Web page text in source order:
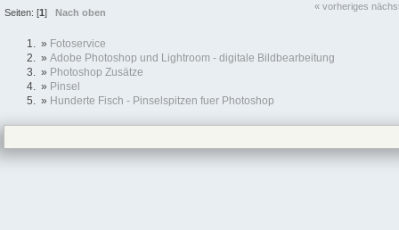
Seiten: [1]Nach oben
« vorheriges
» Fotoservice
» Adobe Photoshop und Lightroom - digitale Bildbearbeitung
» Photoshop Zusätze
» Pinsel
» Hunderte Fisch - Pinselspitzen fuer Photoshop